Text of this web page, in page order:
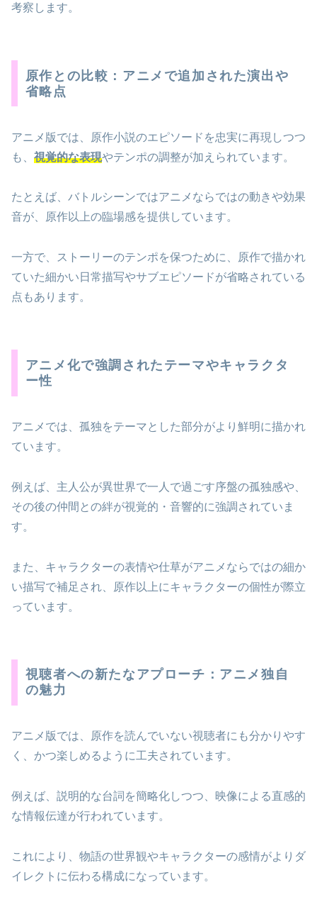
考察します。
原作との比較：アニメで追加された演出や
省略点
アニメ版では、原作小説のエピソードを忠実に再現しつつ
も、 視覚的な表現やテンポの調整が加えられています。
たとえば、バトルシーンではアニメならではの動きや効果
音が、原作以上の臨場感を提供しています。
一方で、ストーリーのテンポを保つために、原作で描かれ
ていた細かい日常描写やサブエピソードが省略されている
点もあります。
アニメ化で強調されたテーマやキャラクタ
ー性
アニメでは、孤独をテーマとした部分がより鮮明に描かれ
ています。
例えば、主人公が異世界で一人で過ごす序盤の孤独感や、
その後の仲間との絆が視覚的・音響的に強調されていま
す。
また、キャラクターの表情や仕草がアニメならではの細か
い描写で補足され、原作以上にキャラクターの個性が際立
っています。
視聴者への新たなアプローチ：アニメ独自
の魅力
アニメ版では、原作を読んでいない視聴者にも分かりやす
く、かつ楽しめるように工夫されています。
例えば、説明的な台詞を簡略化しつつ、映像による直感的
な情報伝達が行われています。
これにより、物語の世界観やキャラクターの感情がよりダ
イレクトに伝わる構成になっています。